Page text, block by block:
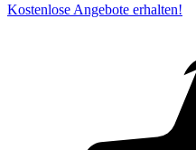
Kostenlose Angebote erhalten!